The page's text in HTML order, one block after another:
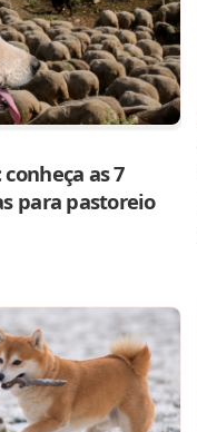
as 7
para pastoreio